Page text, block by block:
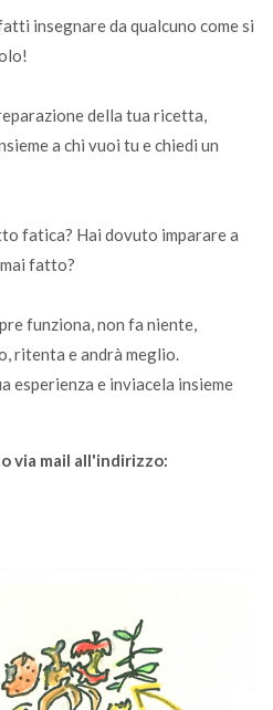
insegnare da qualcuno come si
della tua ricetta,
a chi vuoi tu e chiedi un
fatica? Hai dovuto imparare a
fatto?
funziona, non fa niente,
ritenta e andrà meglio.
esperienza e inviacela insieme
via mail all'indirizzo: